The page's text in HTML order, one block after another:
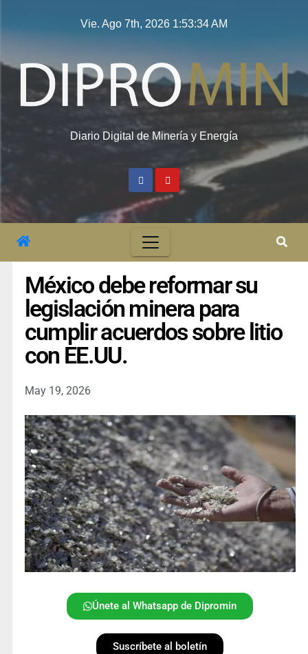
Vie. Ago 7th, 2026 1:53:35 AM
Diario Digital de Minería y Energía
México debe reformar su
legislación minera para
cumplir acuerdos sobre litio
con EE.UU.
May 19, 2026
Únete al Whatsapp de Dipromin
Suscríbete al boletín